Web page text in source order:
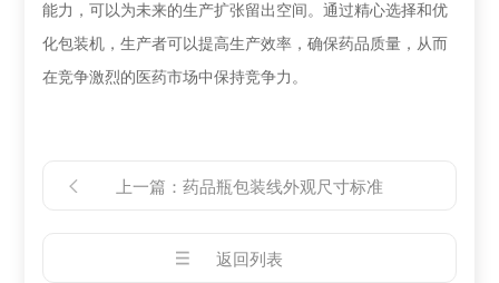
能力，可以为未来的生产扩张留出空间。通过精心选择和优
化包装机，生产者可以提高生产效率，确保药品质量，从而
在竞争激烈的医药市场中保持竞争力。
上一篇： 药品瓶包装线外观尺寸标准
返回列表